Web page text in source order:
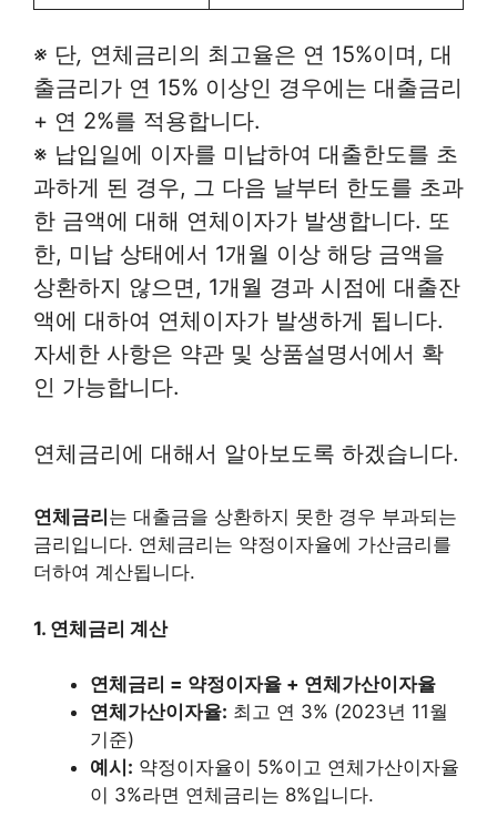
※ 단, 연체금리의 최고율은 연 15%이며, 대
출금리가 연 15% 이상인 경우에는 대출금리
+ 연 2%를 적용합니다.
※ 납입일에 이자를 미납하여 대출한도를 초
과하게 된 경우, 그 다음 날부터 한도를 초과
한 금액에 대해 연체이자가 발생합니다. 또
한, 미납 상태에서 1개월 이상 해당 금액을
상환하지 않으면, 1개월 경과 시점에 대출잔
액에 대하여 연체이자가 발생하게 됩니다.
자세한 사항은 약관 및 상품설명서에서 확
인 가능합니다.
연체금리에 대해서 알아보도록 하겠습니다.
연체금리 는 대출금을 상환하지 못한 경우 부과되는
금리입니다. 연체금리는 약정이자율에 가산금리를
더하여 계산됩니다.
1. 연체금리 계산
연체금리 = 약정이자율 + 연체가산이자율
연체가산이자율: 최고 연 3% (2023년 11월
기준)
예시: 약정이자율이 5%이고 연체가산이자율
이 3%라면 연체금리는 8%입니다.